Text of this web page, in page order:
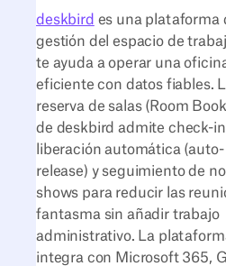
deskbird es una plataforma
gestión del espacio de
te ayuda a operar una
eficiente con datos fiables.
reserva de salas (Room
de deskbird admite check-
liberación automática (auto-
release) y seguimiento de
shows para reducir las
fantasma sin añadir trabajo
administrativo. La
integra con Microsoft 365,